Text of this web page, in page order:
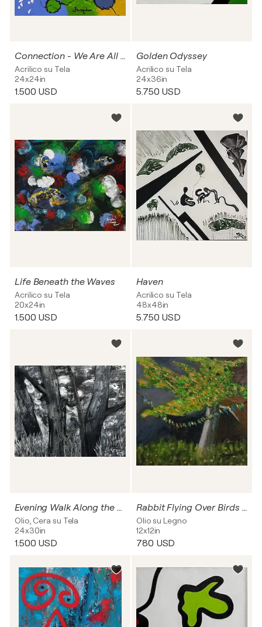
Connection - We Are All Connected in This Journey Through Life
Acrilico su Tela
24x24in
1.500 USD
Golden Odyssey
Acrilico su Tela
24x36in
5.750 USD
Life Beneath the Waves
Acrilico su Tela
20x24in
1.500 USD
Haven
Acrilico su Tela
48x48in
5.750 USD
Evening Walk Along the River
Olio, Cera su Tela
24x30in
1.500 USD
Rabbit Flying Over Birds on a Wire
Olio su Legno
12x12in
780 USD